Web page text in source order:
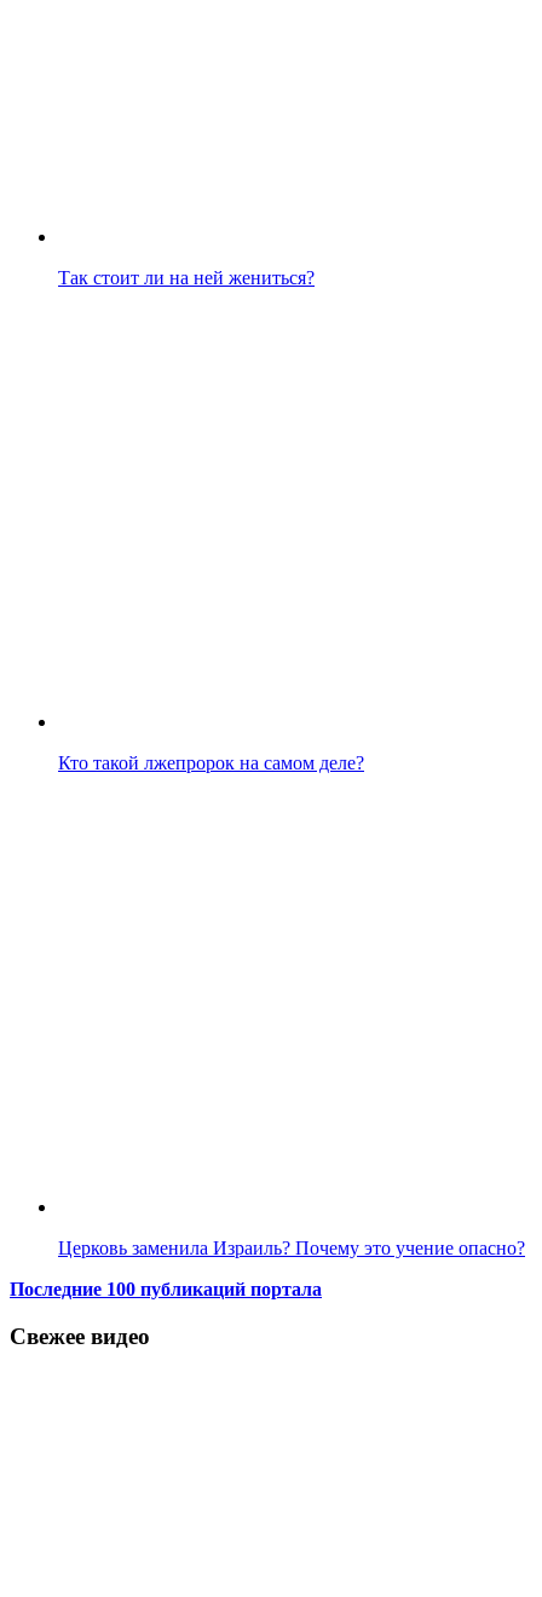
Так стоит ли на ней жениться?
Кто такой лжепророк на самом деле?
Церковь заменила Израиль? Почему это учение опасно?
Последние 100 публикаций портала
Свежее видео